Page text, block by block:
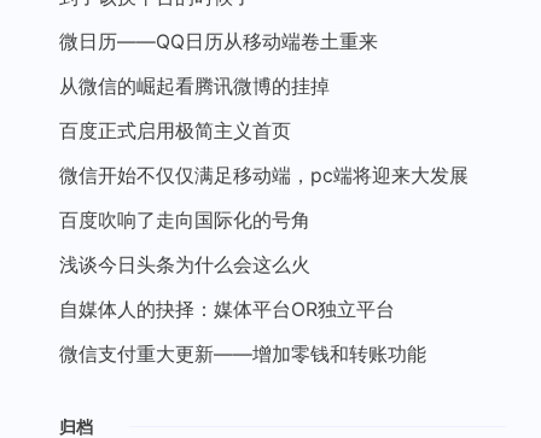
微日历——QQ日历从移动端卷土重来
从微信的崛起看腾讯微博的挂掉
百度正式启用极简主义首页
微信开始不仅仅满足移动端，pc端将迎来大发展
百度吹响了走向国际化的号角
浅谈今日头条为什么会这么火
自媒体人的抉择：媒体平台OR独立平台
微信支付重大更新——增加零钱和转账功能
归档